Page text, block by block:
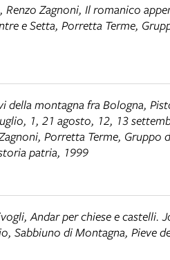
Zagnoni, Il romanico
e Setta, Porretta Terme,
della montagna fra Bologna,
1, 21 agosto, 12, 13
Porretta Terme, Gruppo
patria, 1999
Andar per chiese e castelli.
Sabbiuno di Montagna, Pieve